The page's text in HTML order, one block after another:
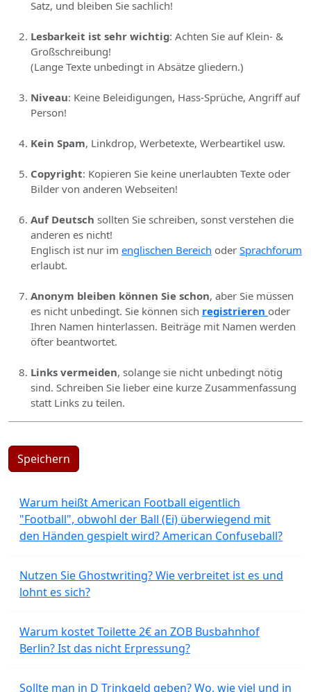
Satz, und bleiben Sie sachlich!
Lesbarkeit ist sehr wichtig: Achten Sie auf Klein- &
Großschreibung!
(Lange Texte unbedingt in Absätze gliedern.)
Niveau: Keine Beleidigungen, Hass-Sprüche, Angriff auf
Person!
Kein Spam, Linkdrop, Werbetexte, Werbeartikel usw.
Copyright: Kopieren Sie keine unerlaubten Texte oder
Bilder von anderen Webseiten!
Auf Deutsch sollten Sie schreiben, sonst verstehen die
anderen es nicht!
Englisch ist nur im englischen Bereich oder Sprachforum
erlaubt.
Anonym bleiben können Sie schon, aber Sie müssen
es nicht unbedingt. Sie können sich registrieren oder
Ihren Namen hinterlassen. Beiträge mit Namen werden
öfter beantwortet.
Links vermeiden, solange sie nicht unbedingt nötig
sind. Schreiben Sie lieber eine kurze Zusammenfassung
statt Links zu teilen.
Speichern
Warum heißt American Football eigentlich
"Football", obwohl der Ball (Ei) überwiegend mit
den Händen gespielt wird? American Confuseball?
Nutzen Sie Ghostwriting? Wie verbreitet ist es und
lohnt es sich?
Warum kostet Toilette 2€ an ZOB Busbahnhof
Berlin? Ist das nicht Erpressung?
Sollte man in D Trinkgeld geben? Wo, wie viel und in